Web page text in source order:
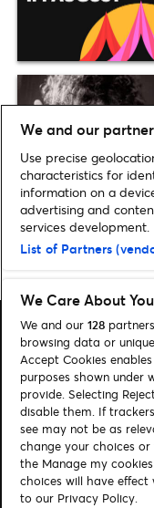
Home» Musicals & Shows
Suchen
Cookie-
Autor*innen
Impressum
We and our
Use precise
characteristics for
information on a
advertising and
services development.
List of Partners
We Care About
We and our 128
browsing data or
Accept Cookies
purposes shown under
provide. Selecting
disable them. If
see may not be as
change your choices
the Manage my
choices will have effect
to our Privacy Policy.